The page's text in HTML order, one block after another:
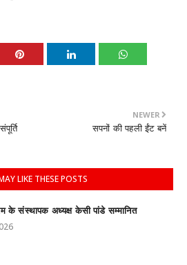
NEWER
सपनों की पहली ईंट बनें
LIKE THESE POSTS
के संस्थापक अध्यक्ष केसी पांडे सम्मानित